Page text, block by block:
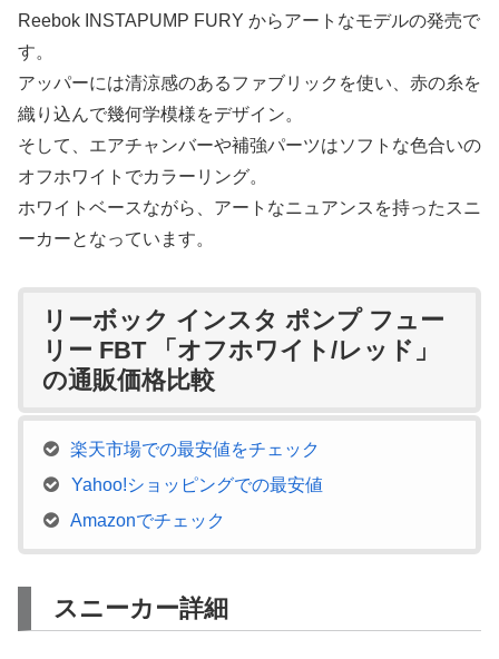
Reebok INSTAPUMP FURY からアートなモデルの発売で
す。
アッパーには清涼感のあるファブリックを使い、赤の糸を
織り込んで幾何学模様をデザイン。
そして、エアチャンバーや補強パーツはソフトな色合いの
オフホワイトでカラーリング。
ホワイトベースながら、アートなニュアンスを持ったスニ
ーカーとなっています。
リーボック インスタ ポンプ フュー
リー FBT 「オフホワイト/レッド」
の通販価格比較
楽天市場での最安値をチェック
Yahoo!ショッピングでの最安値
Amazonでチェック
スニーカー詳細